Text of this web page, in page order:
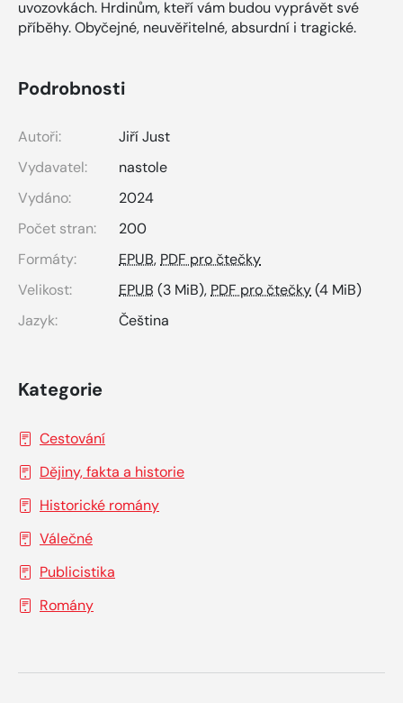
uvozovkách. Hrdinům, kteří vám budou vyprávět své
příběhy. Obyčejné, neuvěřitelné, absurdní i tragické.
Podrobnosti
Autoři:
Jiří Just
Vydavatel:
nastole
Vydáno:
2024
Počet stran:
200
Formáty:
EPUB, PDF pro čtečky
Velikost:
EPUB (3 MiB), PDF pro čtečky(4 MiB)
Jazyk:
Čeština
Kategorie
Cestování
Dějiny, fakta a historie
Historické romány
Válečné
Publicistika
Romány